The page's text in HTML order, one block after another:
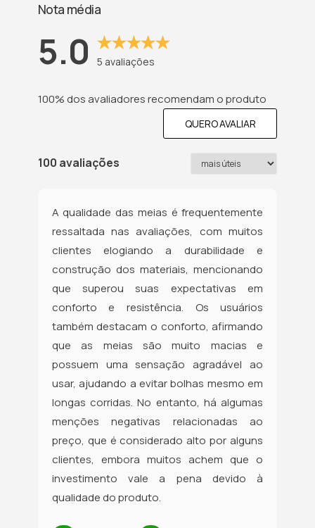
Nota média
5.0 5 avaliações
100% dos avaliadores recomendam o produto
QUERO AVALIAR
100 avaliações
A qualidade das meias é frequentemente
ressaltada nas avaliações, com muitos
clientes elogiando a durabilidade e
construção dos materiais, mencionando
que superou suas expectativas em
conforto e resistência. Os usuários
também destacam o conforto, afirmando
que as meias são muito macias e
possuem uma sensação agradável ao
usar, ajudando a evitar bolhas mesmo em
longas corridas. No entanto, há algumas
menções negativas relacionadas ao
preço, que é considerado alto por alguns
clientes, embora muitos achem que o
investimento vale a pena devido à
qualidade do produto.